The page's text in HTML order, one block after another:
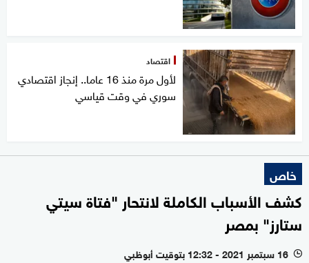
اقتصاد
لأول مرة منذ 16 عاما.. إنجاز اقتصادي
سوري في وقت قياسي
خاص
كشف الأسباب الكاملة لانتحار "فتاة سيتي
ستارز" بمصر
l 16 سبتمبر 2021 - 12:32 بتوقيت أبوظبي